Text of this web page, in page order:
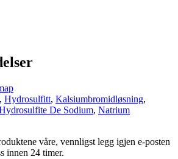
, Hydrosulfitt, Kalsiumbromidløsning,
De Sodium, Natrium
våre, vennligst legg igjen e-posten
innen 24 timer.